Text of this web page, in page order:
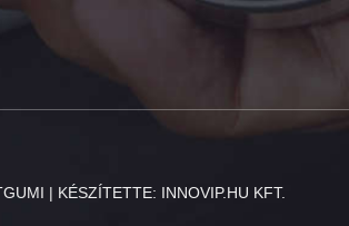
| KÉSZÍTETTE: INNOVIP.HU KFT.